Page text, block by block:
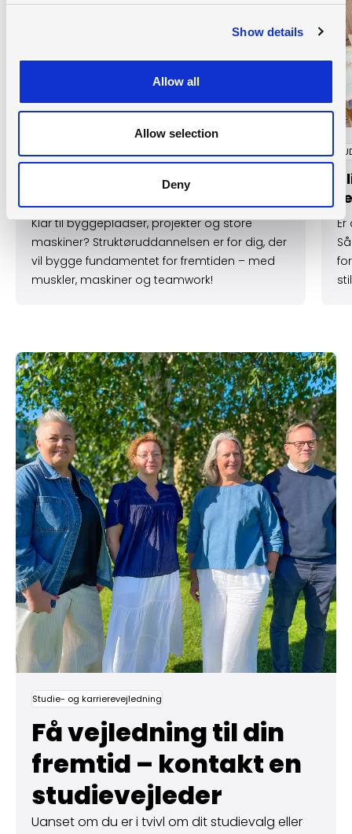
Show details
Allow all
Allow selection
Deny
Bliv anlægs- og bygningsstruktør
- byg fremtidens projekter
Klar til byggepladser, projekter og store
maskiner? Struktøruddannelsen er for dig, der
vil bygge fundamentet for fremtiden – med
muskler, maskiner og teamwork!
Studie- og karrierevejledning
Få vejledning til din
fremtid – kontakt en
studie­vejleder
Uanset om du er i tvivl om dit studievalg eller
Læs mere om Få vejledning til din fremtid – kontakt